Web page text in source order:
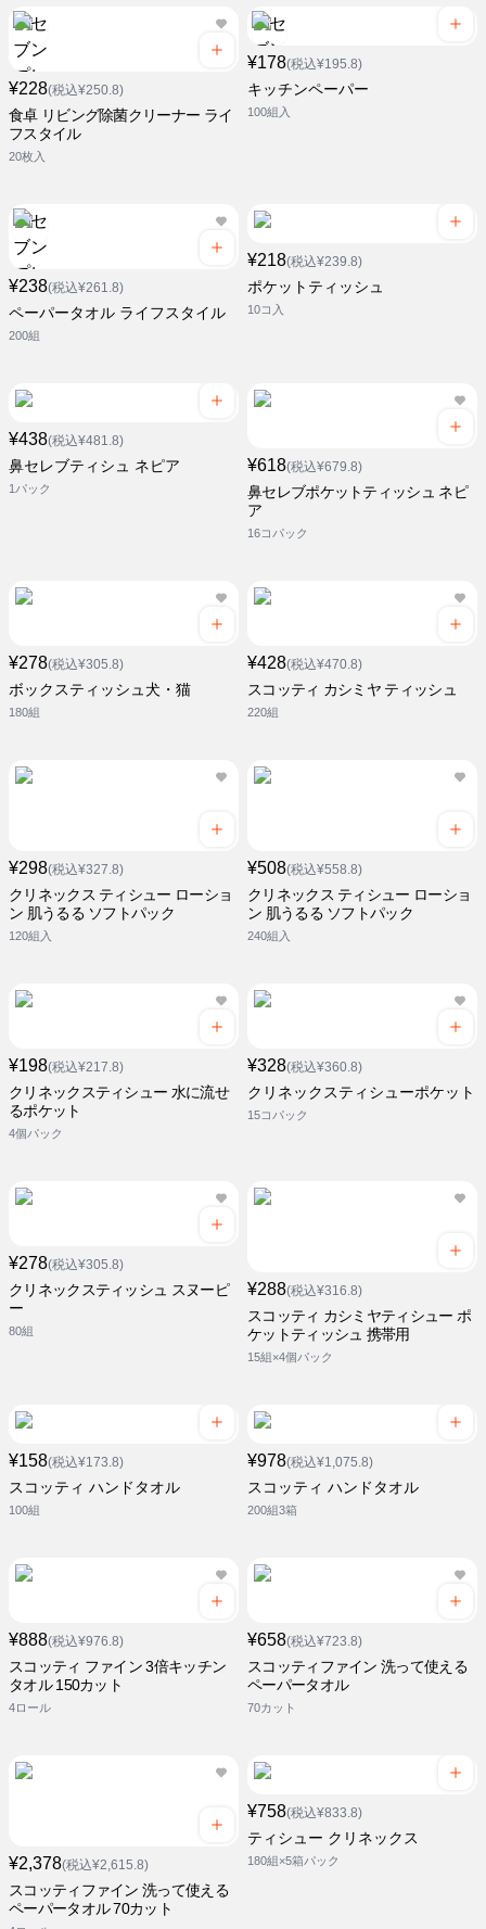
¥228(税込¥250.8)
食卓 リビング除菌クリーナー ライ
フスタイル
20枚入
¥178(税込¥195.8)
キッチンペーパー
100組入
¥238(税込¥261.8)
ペーパータオル ライフスタイル
200組
¥218(税込¥239.8)
ポケットティッシュ
10コ入
¥438(税込¥481.8)
鼻セレブティシュ ネピア
1パック
¥618(税込¥679.8)
鼻セレブポケットティッシュ ネピ
ア
16コパック
¥278(税込¥305.8)
ボックスティッシュ犬・猫
180組
¥428(税込¥470.8)
スコッティ カシミヤ ティッシュ
220組
¥298(税込¥327.8)
クリネックス ティシュー ローショ
ン 肌うるる ソフトパック
120組入
¥508(税込¥558.8)
クリネックス ティシュー ローショ
ン 肌うるる ソフトパック
240組入
¥198(税込¥217.8)
クリネックスティシュー 水に流せ
るポケット
4個パック
¥328(税込¥360.8)
クリネックスティシューポケット
15コパック
¥278(税込¥305.8)
クリネックスティッシュ スヌーピ
ー
80組
¥288(税込¥316.8)
スコッティ カシミヤティシュー ポ
ケットティッシュ 携帯用
15組×4個パック
¥158(税込¥173.8)
スコッティ ハンドタオル
100組
¥978(税込¥1,075.8)
スコッティ ハンドタオル
200組3箱
¥888(税込¥976.8)
スコッティ ファイン 3倍キッチン
タオル 150カット
4ロール
¥658(税込¥723.8)
スコッティファイン 洗って使える
ペーパータオル
70カット
¥2,378(税込¥2,615.8)
スコッティファイン 洗って使える
ペーパータオル 70カット
¥758(税込¥833.8)
ティシュー クリネックス
180組×5箱パック